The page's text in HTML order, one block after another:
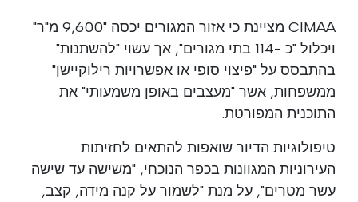
CIMAA מציינת כי אזור המגורים יכסה "9,600 מ"ר"
ויכלול "כ -114 בתי מגורים", אך עשוי "להשתנות"
בהתבסס על "פיצוי סופי או אפשרויות רילוקיישן"
ממשפחות, אשר "מעצבים באופן משמעותי" את
התוכנית המפורטת.
טיפולוגיות הדיור שואפות להתאים לחזיתות
העירוניות המגוונות בכפר הנוכחי, "משישה עד שישה
עשר מטרים", על מנת "לשמור על קנה מידה, קצב,